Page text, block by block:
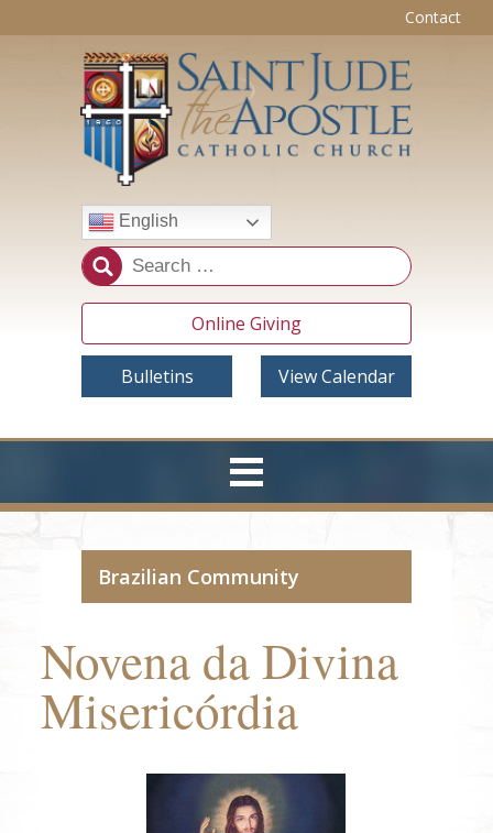
Contact
English
Online Giving
Bulletins View Calendar
Brazilian Community
Novena da Divina
Misericórdia